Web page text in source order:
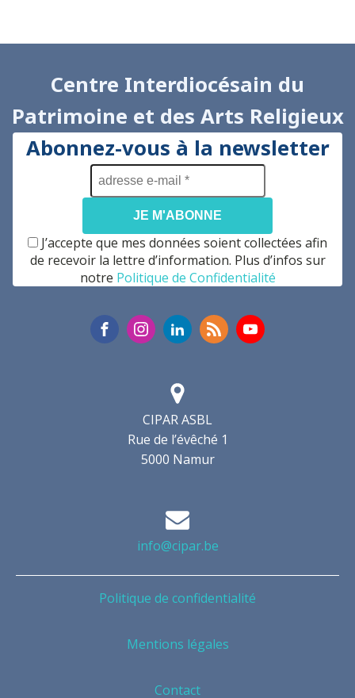
Centre Interdiocésain du
Patrimoine et des Arts Religieux
CIPAR ASBL
Rue de l’évêché 1
5000 Namur
info@cipar.be
Politique de confidentialité
Mentions légales
Contact
Abonnez-vous à la newsletter
adresse
e-
mail
*
J’accepte que mes données soient collectées afin
de recevoir la lettre d’information. Plus d’infos sur
notre Politique de Confidentialité